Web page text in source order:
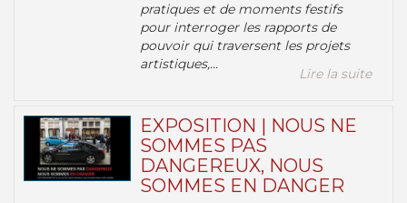
pratiques et de moments festifs
pour interroger les rapports de
pouvoir qui traversent les projets
artistiques,...
Lire la suite
EXPOSITION | NOUS NE
SOMMES PAS
DANGEREUX, NOUS
SOMMES EN DANGER